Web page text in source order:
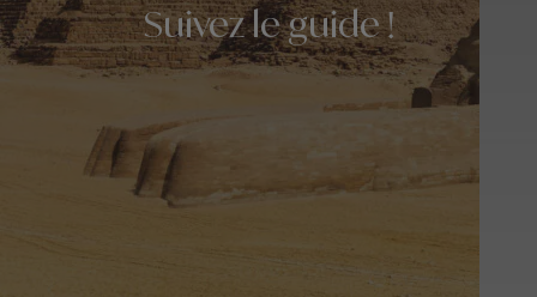
Suivez le guide !